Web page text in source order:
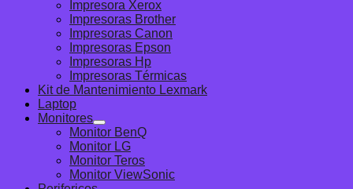
Impresora Xerox
Impresoras Brother
Impresoras Canon
Impresoras Epson
Impresoras Hp
Impresoras Térmicas
Kit de Mantenimiento Lexmark
Laptop
Monitores
Monitor BenQ
Monitor LG
Monitor Teros
Monitor ViewSonic